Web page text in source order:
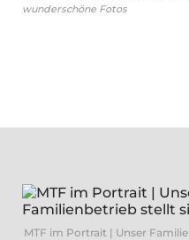
wunderschöne Fotos
MTF im Portrait | Unser